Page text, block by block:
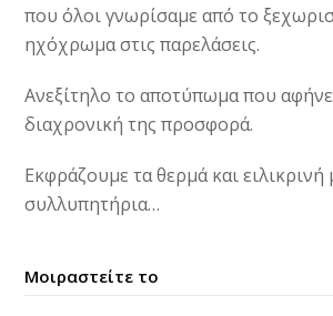
που όλοι γνωρίσαμε από το
ηχόχρωμα στις παρελάσεις.
Ανεξίτηλο το αποτύπωμα που
διαχρονική της προσφορά.
Εκφράζουμε τα θερμά και ειλικρινή
συλλυπητήρια…
Μοιραστείτε το